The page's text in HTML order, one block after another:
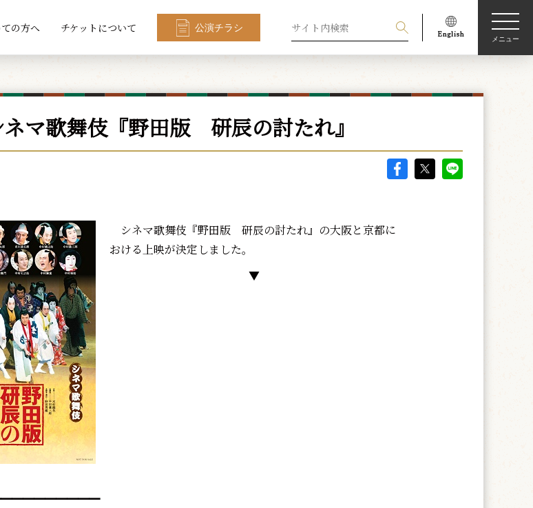
の方へ チケットについて 公演チラシ
メニュー
マ歌舞伎『野田版 研辰の討たれ』
シネマ歌舞伎『野田版 研辰の討たれ』の大阪と京都に
おける上映が決定しました。
▼